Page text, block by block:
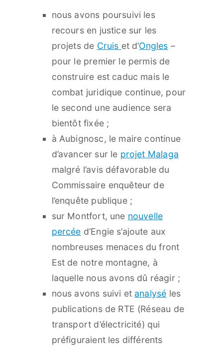
nous avons poursuivi les
recours en justice sur les
projets de Cruis et d’Ongles –
pour le premier le permis de
construire est caduc mais le
combat juridique continue, pour
le second une audience sera
bientôt fixée ;
à Aubignosc, le maire continue
d’avancer sur le projet Malaga
malgré l’avis défavorable du
Commissaire enquêteur de
l’enquête publique ;
sur Montfort, une nouvelle
percée d’Engie s’ajoute aux
nombreuses menaces du front
Est de notre montagne, à
laquelle nous avons dû réagir ;
nous avons suivi et analysé les
publications de RTE (Réseau de
transport d’électricité) qui
préfiguraient les différents